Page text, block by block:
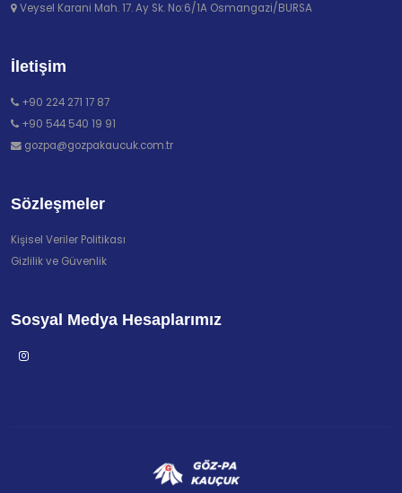
Veysel Karani Mah. 17. Ay Sk. No:6/1A Osmangazi/BURSA
İletişim
+90 224 271 17 87
+90 544 540 19 91
gozpa@gozpakaucuk.com.tr
Sözleşmeler
Kişisel Veriler Politikası
Gizlilik ve Güvenlik
Sosyal Medya Hesaplarımız